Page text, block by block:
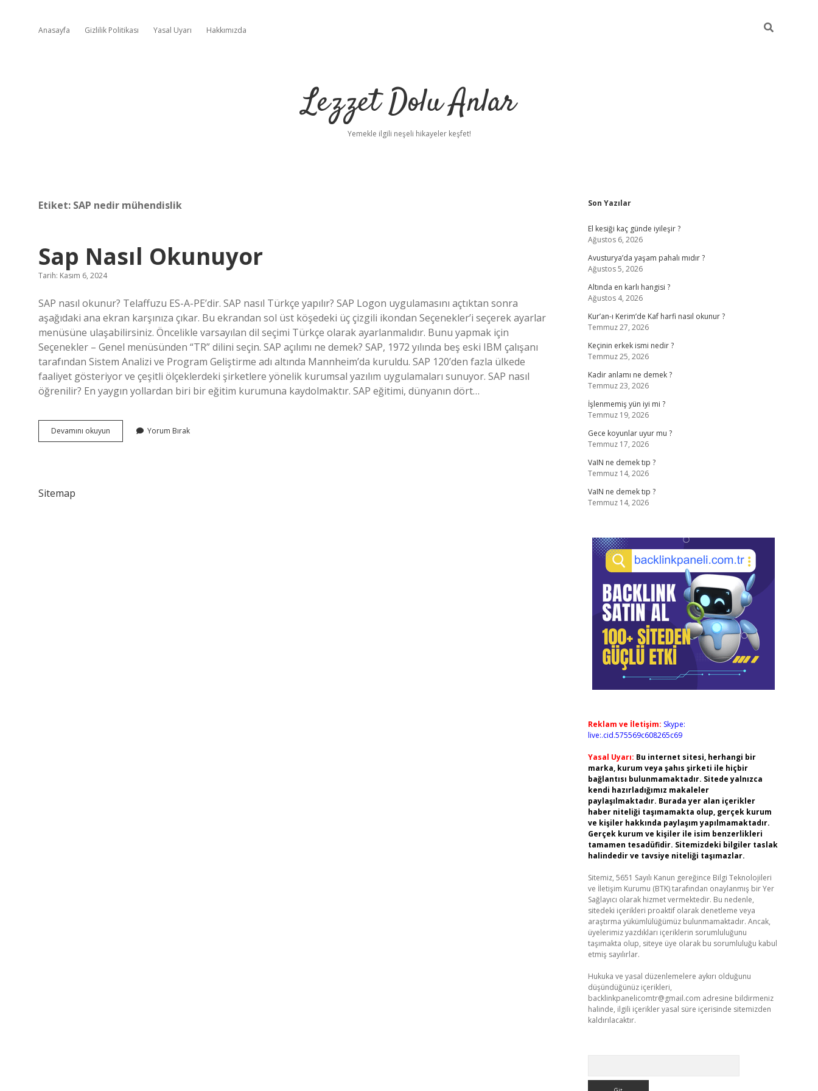
Anasayfa Gizlilik Politikası Yasal Uyarı Hakkımızda
Lezzet Dolu Anlar
Yemekle ilgili neşeli hikayeler keşfet!
Etiket: SAP nedir mühendislik
Sap Nasıl Okunuyor
Tarih: Kasım 6, 2024
SAP nasıl okunur? Telaffuzu ES-A-PE’dir. SAP nasıl Türkçe yapılır? SAP Logon uygulamasını açtıktan sonra
aşağıdaki ana ekran karşınıza çıkar. Bu ekrandan sol üst köşedeki üç çizgili ikondan Seçenekler’i seçerek ayarlar
menüsüne ulaşabilirsiniz. Öncelikle varsayılan dil seçimi Türkçe olarak ayarlanmalıdır. Bunu yapmak için
Seçenekler – Genel menüsünden “TR” dilini seçin. SAP açılımı ne demek? SAP, 1972 yılında beş eski IBM çalışanı
tarafından Sistem Analizi ve Program Geliştirme adı altında Mannheim’da kuruldu. SAP 120’den fazla ülkede
faaliyet gösteriyor ve çeşitli ölçeklerdeki şirketlere yönelik kurumsal yazılım uygulamaları sunuyor. SAP nasıl
öğrenilir? En yaygın yollardan biri bir eğitim kurumuna kaydolmaktır. SAP eğitimi, dünyanın dört…
Devamını okuyun
Nasıl
Yorum Bırak
Sitemap
Sidebar
Son Yazılar
El kesiği kaç günde iyileşir ?
Ağustos 6, 2026
Avusturya’da yaşam pahalı mıdır ?
Ağustos 5, 2026
Altında en karlı hangisi ?
Ağustos 4, 2026
Kur’an-ı Kerim’de Kaf harfi nasıl okunur ?
Temmuz 27, 2026
Keçinin erkek ismi nedir ?
Temmuz 25, 2026
Kadir anlamı ne demek ?
Temmuz 23, 2026
İşlenmemiş yün iyi mi ?
Temmuz 19, 2026
Gece koyunlar uyur mu ?
Temmuz 17, 2026
VaIN ne demek tıp ?
Temmuz 14, 2026
VaIN ne demek tıp ?
Temmuz 14, 2026
Reklam ve İletişim: Skype:
live:.cid.575569c608265c69
Yasal Uyarı: Bu internet sitesi, herhangi bir
marka, kurum veya şahıs şirketi ile hiçbir
bağlantısı bulunmamaktadır. Sitede yalnızca
kendi hazırladığımız makaleler
paylaşılmaktadır. Burada yer alan içerikler
haber niteliği taşımamakta olup, gerçek kurum
ve kişiler hakkında paylaşım yapılmamaktadır.
Gerçek kurum ve kişiler ile isim benzerlikleri
tamamen tesadüfidir. Sitemizdeki bilgiler taslak
halindedir ve tavsiye niteliği taşımazlar.
Sitemiz, 5651 Sayılı Kanun gereğince Bilgi Teknolojileri
ve İletişim Kurumu (BTK) tarafından onaylanmış bir Yer
Sağlayıcı olarak hizmet vermektedir. Bu nedenle,
sitedeki içerikleri proaktif olarak denetleme veya
araştırma yükümlülüğümüz bulunmamaktadır. Ancak,
üyelerimiz yazdıkları içeriklerin sorumluluğunu
taşımakta olup, siteye üye olarak bu sorumluluğu kabul
etmiş sayılırlar.
Hukuka ve yasal düzenlemelere aykırı olduğunu
düşündüğünüz içerikleri,
backlinkpanelicomtr@gmail.com adresine bildirmeniz
halinde, ilgili içerikler yasal süre içerisinde sitemizden
kaldırılacaktır.
ilbet giriş